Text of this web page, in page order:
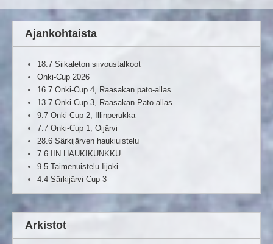
Ajankohtaista
18.7 Siikaleton siivoustalkoot
Onki-Cup 2026
16.7 Onki-Cup 4, Raasakan pato-allas
13.7 Onki-Cup 3, Raasakan Pato-allas
9.7 Onki-Cup 2, Illinperukka
7.7 Onki-Cup 1, Oijärvi
28.6 Särkijärven haukiuistelu
7.6 IIN HAUKIKUNKKU
9.5 Taimenuistelu Iijoki
4.4 Särkijärvi Cup 3
Arkistot